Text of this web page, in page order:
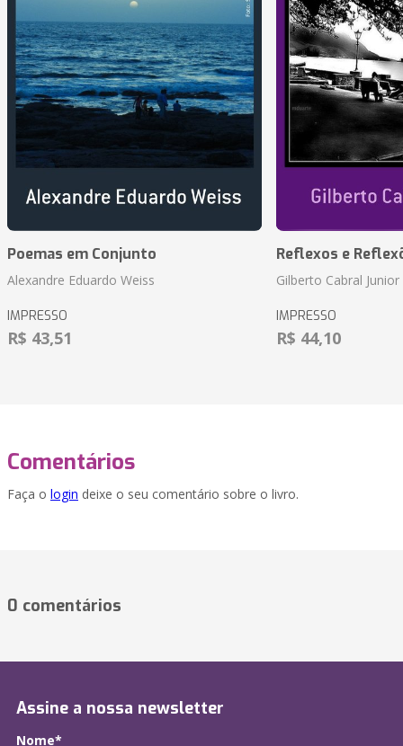
Poemas em Conjunto
Alexandre Eduardo Weiss
IMPRESSO
R$ 43,51
Reflexos e
Gilberto Cabral Junior
IMPRESSO
R$ 44,10
Comentários
Faça o login deixe o seu comentário sobre o livro.
0 comentários
Assine a nossa newsletter
Nome*